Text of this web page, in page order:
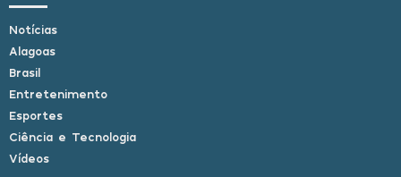
Notícias
Alagoas
Brasil
Entretenimento
Esportes
Ciência e Tecnologia
Vídeos